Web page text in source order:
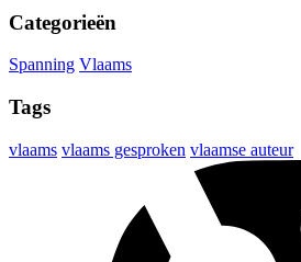
Categorieën
Spanning Vlaams
Tags
vlaams vlaams gesproken vlaamse auteur